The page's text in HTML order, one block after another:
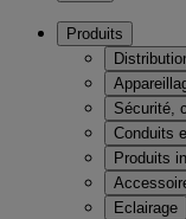
Produits
Sécurité,
Conduits
Produits
Eclairage